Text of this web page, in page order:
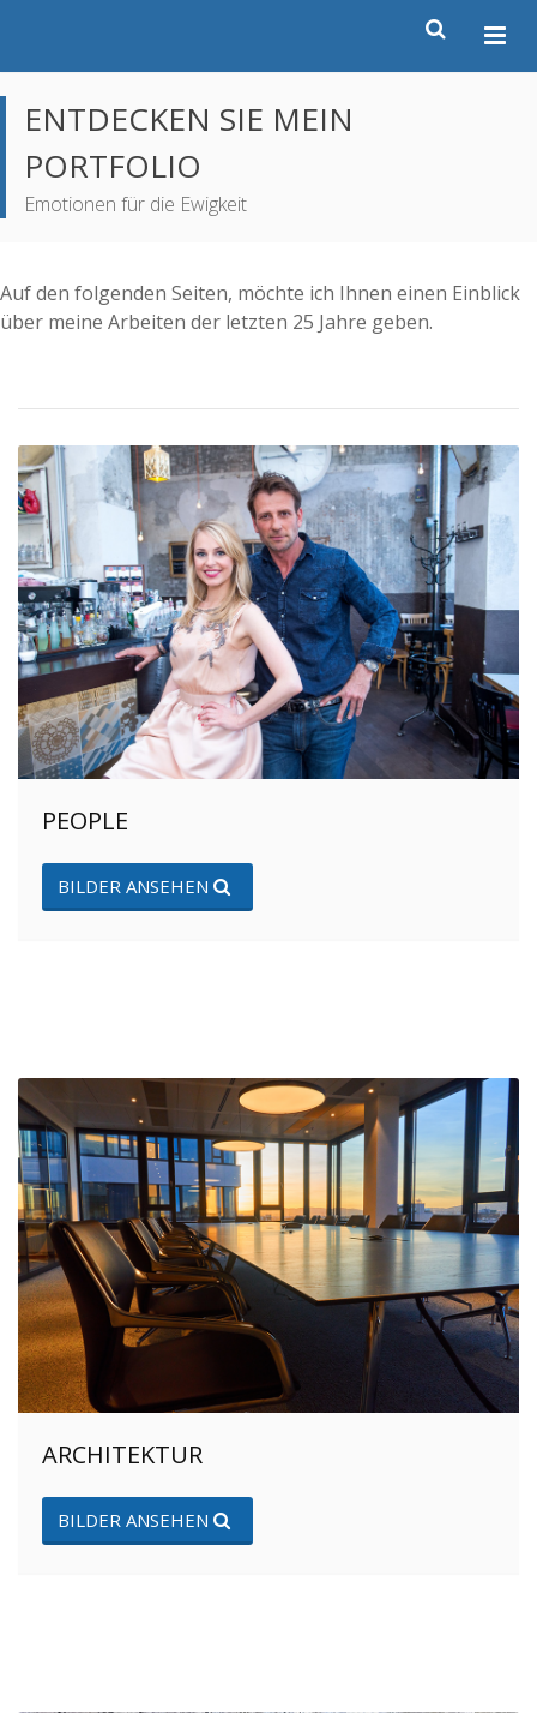
ENTDECKEN SIE MEIN
PORTFOLIO
Emotionen für die Ewigkeit
Auf den folgenden Seiten, möchte ich Ihnen einen Einblick
über meine Arbeiten der letzten 25 Jahre geben.
PEOPLE
BILDER ANSEHEN
ARCHITEKTUR
BILDER ANSEHEN